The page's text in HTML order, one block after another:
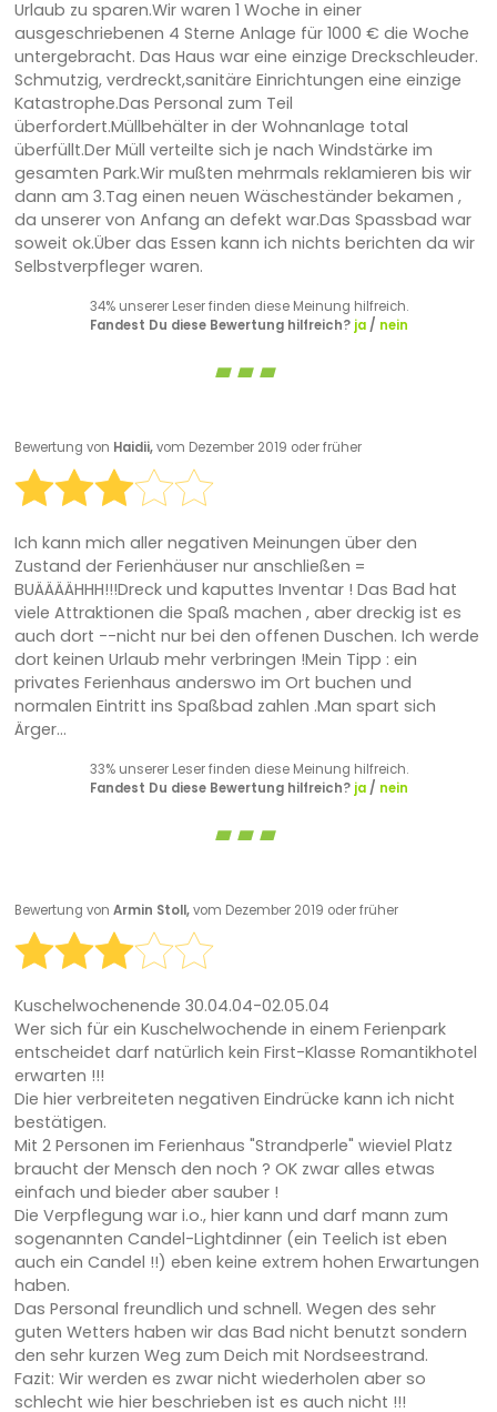
Urlaub zu sparen.Wir waren 1 Woche in einer
ausgeschriebenen 4 Sterne Anlage für 1000 € die Woche
untergebracht. Das Haus war eine einzige Dreckschleuder.
Schmutzig, verdreckt,sanitäre Einrichtungen eine einzige
Katastrophe.Das Personal zum Teil
überfordert.Müllbehälter in der Wohnanlage total
überfüllt.Der Müll verteilte sich je nach Windstärke im
gesamten Park.Wir mußten mehrmals reklamieren bis wir
dann am 3.Tag einen neuen Wäscheständer bekamen ,
da unserer von Anfang an defekt war.Das Spassbad war
soweit ok.Über das Essen kann ich nichts berichten da wir
Selbstverpfleger waren.
34% unserer Leser finden diese Meinung hilfreich.
Fandest Du diese Bewertung hilfreich? ja/ nein
Bewertung von Haidii,vom Dezember 2019 oder früher
Ich kann mich aller negativen Meinungen über den
Zustand der Ferienhäuser nur anschließen =
BUÄÄÄÄHHH!!!Dreck und kaputtes Inventar ! Das Bad hat
viele Attraktionen die Spaß machen , aber dreckig ist es
auch dort --nicht nur bei den offenen Duschen. Ich werde
dort keinen Urlaub mehr verbringen !Mein Tipp : ein
privates Ferienhaus anderswo im Ort buchen und
normalen Eintritt ins Spaßbad zahlen .Man spart sich
Ärger...
33% unserer Leser finden diese Meinung hilfreich.
Fandest Du diese Bewertung hilfreich? ja/ nein
Bewertung von Armin Stoll,vom Dezember 2019 oder früher
Kuschelwochenende 30.04.04-02.05.04
Wer sich für ein Kuschelwochende in einem Ferienpark
entscheidet darf natürlich kein First-Klasse Romantikhotel
erwarten !!!
Die hier verbreiteten negativen Eindrücke kann ich nicht
bestätigen.
Mit 2 Personen im Ferienhaus "Strandperle" wieviel Platz
braucht der Mensch den noch ? OK zwar alles etwas
einfach und bieder aber sauber !
Die Verpflegung war i.o., hier kann und darf mann zum
sogenannten Candel-Lightdinner (ein Teelich ist eben
auch ein Candel !!) eben keine extrem hohen Erwartungen
haben.
Das Personal freundlich und schnell. Wegen des sehr
guten Wetters haben wir das Bad nicht benutzt sondern
den sehr kurzen Weg zum Deich mit Nordseestrand.
Fazit: Wir werden es zwar nicht wiederholen aber so
schlecht wie hier beschrieben ist es auch nicht !!!